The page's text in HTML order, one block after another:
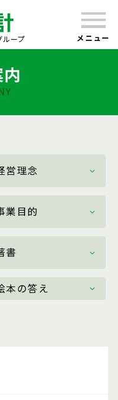
ループ メニュー
営理念
業目的
書
本の答え